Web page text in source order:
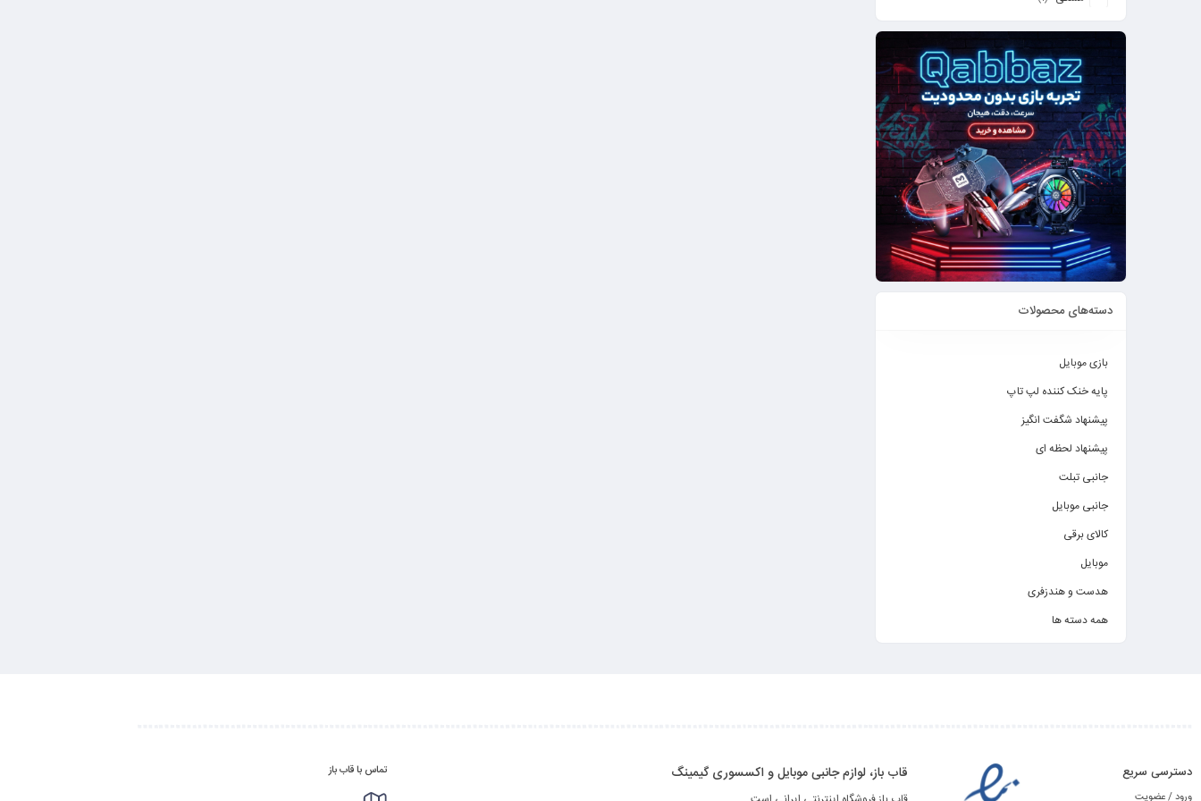
دسته‌های محصولات
بازی موبایل
پایه خنک کننده لپ تاپ
پیشنهاد شگفت انگیز
پیشنهاد لحظه ای
جانبی تبلت
جانبی موبایل
کالای برقی
موبایل
هدست و هندزفری
همه دسته ها
دسترسی سریع
ورود / عضویت
قاب باز، لوازم جانبی موبایل و اکسسوری گیمینگ تماس با قاب باز